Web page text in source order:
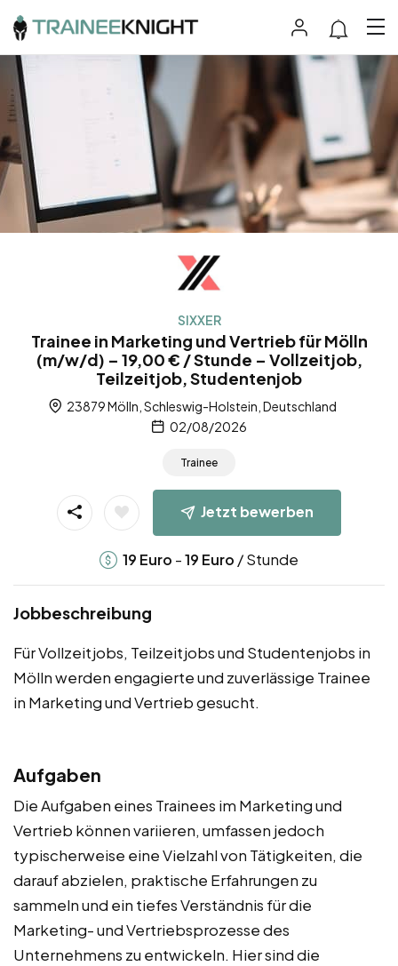
SIXXER
Trainee in Marketing und Vertrieb für Mölln
(m/w/d) – 19,00 € / Stunde – Vollzeitjob,
Teilzeitjob, Studentenjob
23879 Mölln, Schleswig-Holstein, Deutschland
02/08/2026
Trainee
Jetzt bewerben
19 Euro -19 Euro / Stunde
Jobbeschreibung
Für Vollzeitjobs, Teilzeitjobs und Studentenjobs in
Mölln werden engagierte und zuverlässige Trainee
in Marketing und Vertrieb gesucht.
Aufgaben
Die Aufgaben eines Trainees im Marketing und
Vertrieb können variieren, umfassen jedoch
typischerweise eine Vielzahl von Tätigkeiten, die
darauf abzielen, praktische Erfahrungen zu
sammeln und ein tiefes Verständnis für die
Marketing- und Vertriebsprozesse des
Unternehmens zu entwickeln. Hier sind die